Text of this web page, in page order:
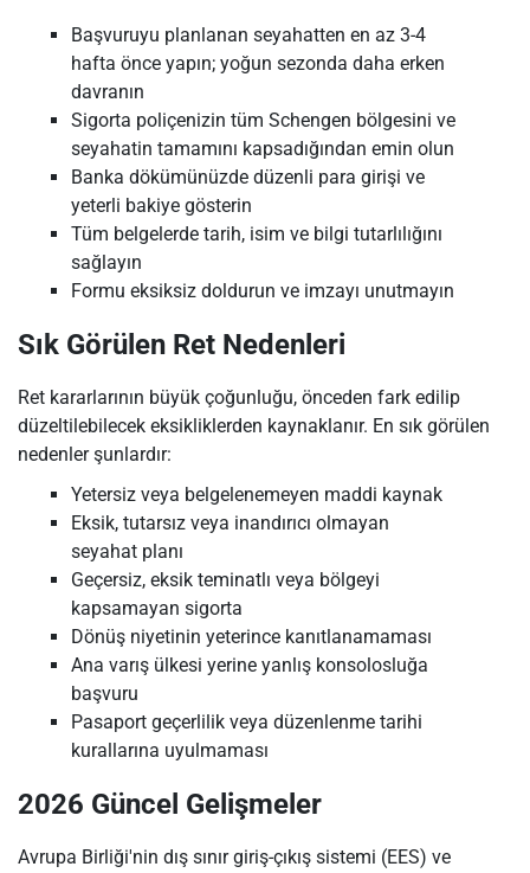
Başvuruyu planlanan seyahatten en az 3-4
hafta önce yapın; yoğun sezonda daha erken
davranın
Sigorta poliçenizin tüm Schengen bölgesini ve
seyahatin tamamını kapsadığından emin olun
Banka dökümünüzde düzenli para girişi ve
yeterli bakiye gösterin
Tüm belgelerde tarih, isim ve bilgi tutarlılığını
sağlayın
Formu eksiksiz doldurun ve imzayı unutmayın
Sık Görülen Ret Nedenleri
Ret kararlarının büyük çoğunluğu, önceden fark edilip
düzeltilebilecek eksikliklerden kaynaklanır. En sık görülen
nedenler şunlardır:
Yetersiz veya belgelenemeyen maddi kaynak
Eksik, tutarsız veya inandırıcı olmayan
seyahat planı
Geçersiz, eksik teminatlı veya bölgeyi
kapsamayan sigorta
Dönüş niyetinin yeterince kanıtlanamaması
Ana varış ülkesi yerine yanlış konsolosluğa
başvuru
Pasaport geçerlilik veya düzenlenme tarihi
kurallarına uyulmaması
2026 Güncel Gelişmeler
Avrupa Birliği'nin dış sınır giriş-çıkış sistemi (EES) ve